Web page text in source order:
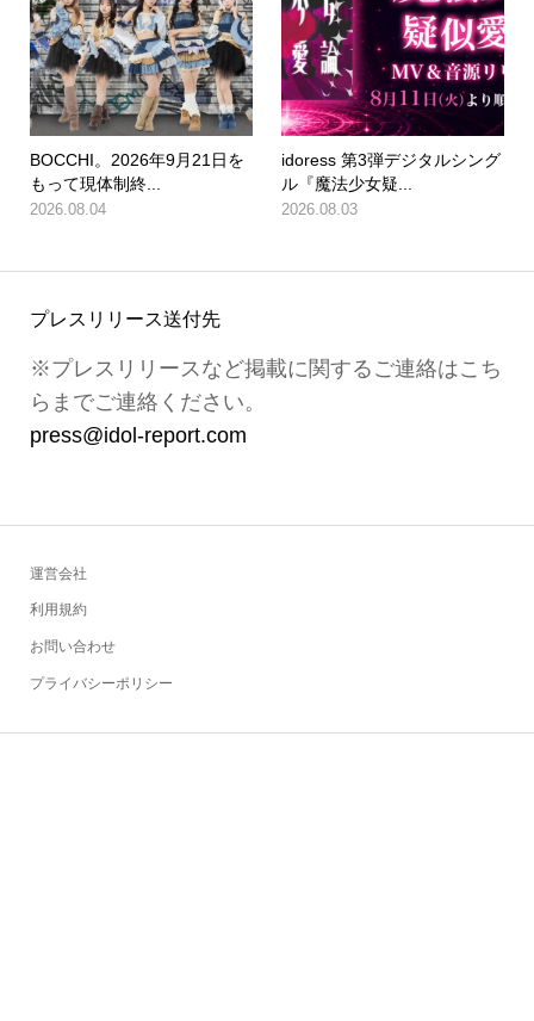
BOCCHI。2026年9月21日を
もって現体制終...
2026.08.04
idoress 第3弾デジタルシング
ル『魔法少女疑...
2026.08.03
プレスリリース送付先
※プレスリリースなど掲載に関するご連絡はこち
らまでご連絡ください。
press@idol-report.com
運営会社
利用規約
お問い合わせ
プライバシーポリシー